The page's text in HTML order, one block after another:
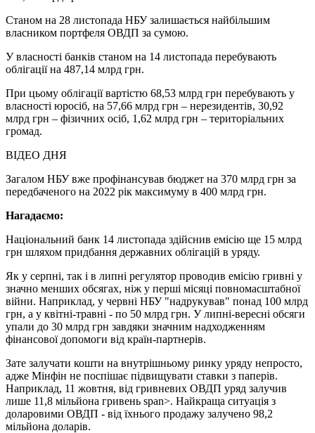
Станом на 28 листопада НБУ залишається найбільшим
власником портфеля ОВДП за сумою.
У власності банків станом на 14 листопада перебувають
облігації на 487,14 млрд грн.
При цьому облігації вартістю 68,53 млрд грн перебувають у
власності юросіб, на 57,66 млрд грн – нерезидентів, 30,92
млрд грн – фізичних осіб, 1,62 млрд грн – територіальних
громад.
ВІДЕО ДНЯ
Загалом НБУ вже профінансував бюджет на 370 млрд грн за
передбаченого на 2022 рік максимуму в 400 млрд грн.
Нагадаємо:
Національний банк 14 листопада здійснив емісію ще 15 млрд
грн шляхом придбання державних облігацій в уряду.
Як у серпні, так і в липні регулятор проводив емісію гривні у
значно менших обсягах, ніж у перші місяці повномасштабної
війни. Наприклад, у червні НБУ "надрукував" понад 100 млрд
грн, а у квітні-травні - по 50 млрд грн. У липні-вересні обсяги
упали до 30 млрд грн завдяки значним надходженням
фінансової допомоги від країн-партнерів.
Зате залучати кошти на внутрішньому ринку уряду непросто,
адже Мінфін не поспішає підвищувати ставки з паперів.
Наприклад, 11 жовтня, від гривневих ОВДП уряд залучив
лише 11,8 мільйона гривень span>. Найкраща ситуація з
доларовими ОВДП - від їхнього продажу залучено 98,2
мільйона доларів.